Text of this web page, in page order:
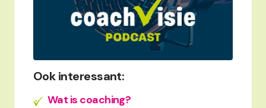
Ook interessant:
Wat is coaching?